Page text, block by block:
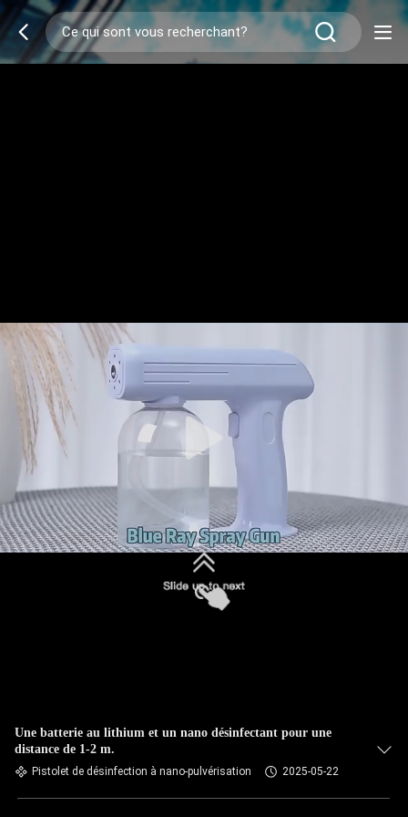
Une batterie au lithium et un nano désinfectant pour une
distance de 1-2 m.
Pistolet de désinfection à nano-pulvérisation 2025-05-22